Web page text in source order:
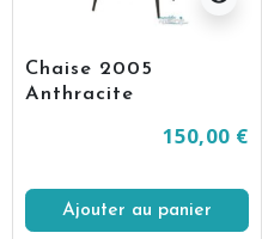
Chaise 2005
Anthracite
150,00 €
Ajouter au panier